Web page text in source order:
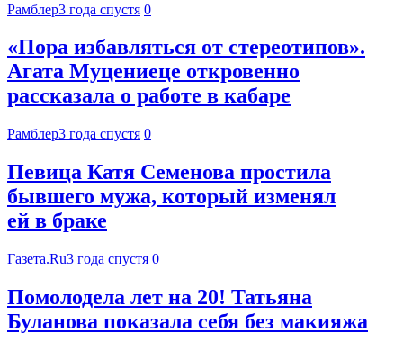
Рамблер3 года спустя 0
«Пора избавляться от стереотипов».
Агата Муцениеце откровенно
рассказала о работе в кабаре
Рамблер3 года спустя 0
Певица Катя Семенова простила
бывшего мужа, который изменял
ей в браке
Газета.Ru3 года спустя 0
Помолодела лет на 20! Татьяна
Буланова показала себя без макияжа